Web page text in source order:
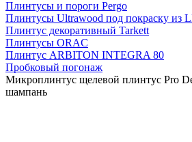
Плинтусы и пороги Pergo
Плинтусы Ultrawood под покраску из
Плинтус декоративный Tarkett
Плинтусы ORAC
Плинтус ARBITON INTEGRA 80
Пробковый погонаж
Микроплинтус щелевой плинтус Pro
шампань